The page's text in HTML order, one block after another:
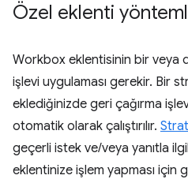
Özel eklenti
Workbox eklentisinin bir veya
işlevi uygulaması gerekir. Bir
eklediğinizde geri çağırma
otomatik olarak çalıştırılır.
geçerli istek ve/veya yanıtla
eklentinize işlem yapması için